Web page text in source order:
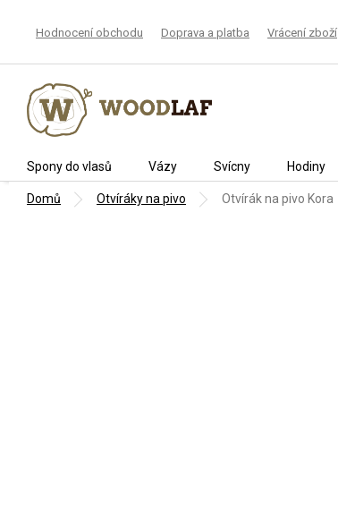
Hodnocení obchodu Doprava a platba Vrácení zboží
Spony do vlasů Vázy Svícny Hodiny
Domů Otvíráky na pivo Otvírák na pivo Kora